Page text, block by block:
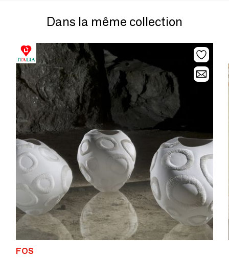
Dans la même collection
FOS